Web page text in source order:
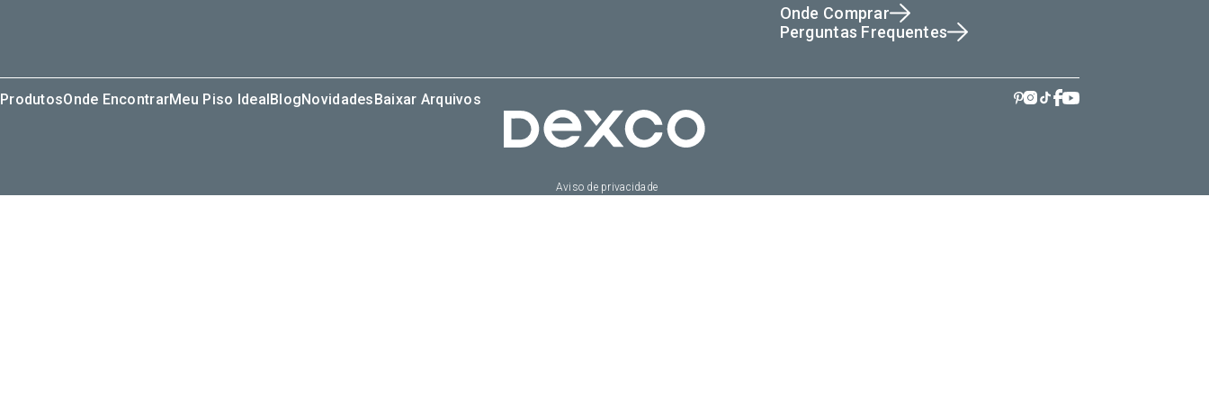
Onde Comprar
Perguntas Frequentes
ProdutosOnde EncontrarMeu Piso IdealBlogNovidadesBaixar Arquivos
Aviso de privacidade